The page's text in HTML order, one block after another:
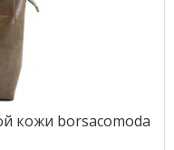
кожи borsacomoda